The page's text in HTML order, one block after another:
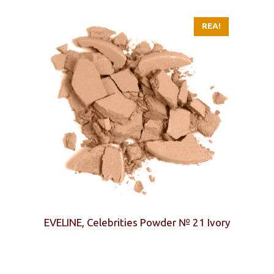
REA!
EVELINE, Celebrities Powder № 21 Ivory